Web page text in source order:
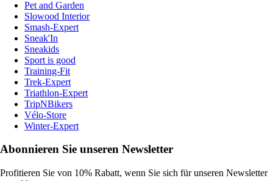
Pet and Garden
Slowood Interior
Smash-Expert
Sneak'In
Sneakids
Sport is good
Training-Fit
Trek-Expert
Triathlon-Expert
TripNBikers
Vélo-Store
Winter-Expert
Abonnieren Sie unseren Newsletter
Profitieren Sie von 10% Rabatt, wenn Sie sich für unseren Newsletter